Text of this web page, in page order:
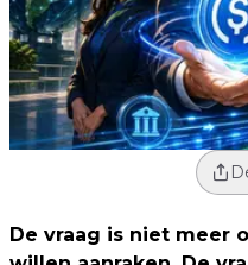
De vraag is niet meer